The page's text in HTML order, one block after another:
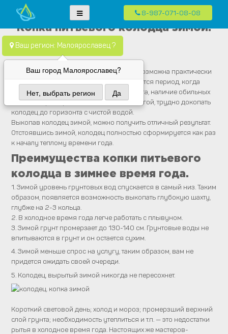
to
content
канализация.
систем водоснабжения, канализации и отопления в частных домах в
Москве и Московской области
Ваш регион: Малоярославец ?
Ваш город Малоярославец?
Нет, выбрать регион Да
8-987-071-08-08
Копка питьевого колодца зимой.
Копка или бурение питьевого колодца
возможна практически
в любое время года. Исключением является период, когда
почва насыщена водой — это таяние снега, наличие обильных
осадков. При перенасыщении почвы влагой, трудно докопать
колодец до горизонта с чистой водой.
Выкопав колодец зимой, можно получить отличный результат.
Отстоявшись зимой, колодец полностью сформируется как раз
к началу теплому времени года.
Преимущества копки питьевого
колодца в зимнее время года.
1. Зимой уровень грунтовых вод спускается в самый низ. Таким
образом, появляется возможность выкопать глубокую шахту,
глубже на 2-3 кольца.
2. В холодное время года легче работать с плывуном.
3. Зимой грунт промерзает до 130-140 см. Грунтовые воды не
впитываются в грунт и он остается сухим.
4. Зимой меньше спрос на услугу, таким образом, вам не
придется ожидать своей очереди.
5. Колодец, вырытый зимой никогда не пересохнет.
Короткий световой день; холод и мороз; промерзший верхний
слой грунта; необходимость утеплиться и т.п. — это недостатки
рытья в холодное время года. Настоящих же мастеров-